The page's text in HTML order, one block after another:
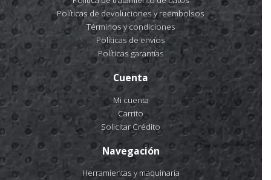
Políticas de devoluciones y reembolsos
Términos y condiciones
Políticas de envíos
Políticas garantías
Cuenta
Mi cuenta
Carrito
Solicitar Crédito
Navegación
Herramientas y maquinaría